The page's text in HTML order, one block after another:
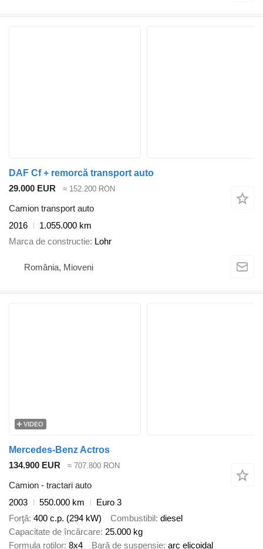
DAF Cf + remorcă transport auto
29.000 EUR
≈ 152.200 RON
Camion transport auto
2016
1.055.000 km
Marca de constructie Lohr
România, Mioveni
VIDEO
Mercedes-Benz Actros
134.900 EUR
≈ 707.800 RON
Camion - tractari auto
2003
550.000 km
Euro 3
Forţă 400 c.p. (294 kW) Combustibil diesel
Capacitate de încărcare 25.000 kg
Formula roţilor 8x4 Bară de suspensie arc elicoidal